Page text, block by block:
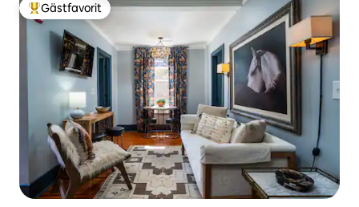
Populär gästfavorit
Gästfavorit